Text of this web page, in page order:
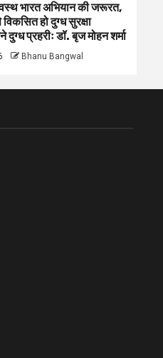
भारत अभियान की जरूरत,
हो दुग्ध सुरक्षा
प्रहरीः डॉ. बृज मोहन शर्मा
Bhanu Bangwal